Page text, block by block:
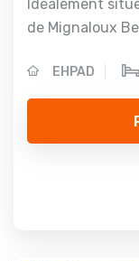
Idéalement
de Mignaloux
EHPAD